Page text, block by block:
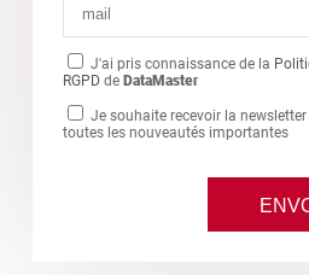
J'ai pris connaissance de la
RGPD de DataMaster
Je souhaite recevoir la
toutes les nouveautés importantes